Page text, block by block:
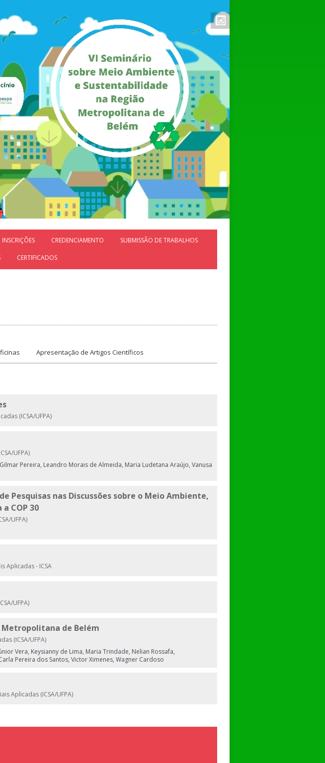
INSCRIÇÕES CREDENCIAMENTO SUBMISSÃO DE TRABALHOS
CERTIFICADOS
Apresentação de Artigos Científicos
(ICSA/UFPA)
UFPA)
Pereira, Leandro Morais de Almeida, Maria Ludetana Araújo, Vanusa
Pesquisas nas Discussões sobre o Meio Ambiente,
COP 30
UFPA)
Aplicadas - ICSA
UFPA)
Metropolitana de Belém
(ICSA/UFPA)
Vera, Keysianny de Lima, Maria Trindade, Nelian Rossafa,
Pereira dos Santos, Victor Ximenes, Wagner Cardoso
Aplicadas (ICSA/UFPA)